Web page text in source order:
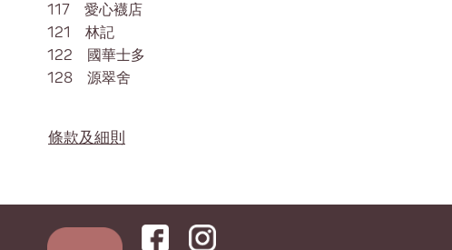
117 愛心襪店
121 林記
122 國華士多
128 源翠舍
條款及細則